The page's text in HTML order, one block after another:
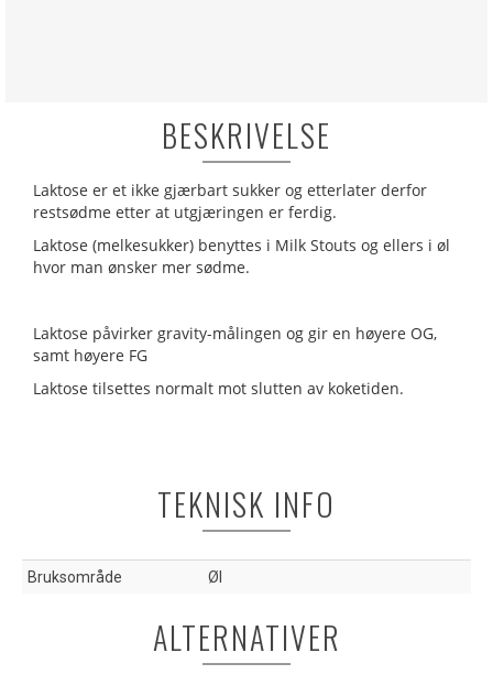
BESKRIVELSE
Laktose er et ikke gjærbart sukker og etterlater derfor
restsødme etter at utgjæringen er ferdig.
Laktose (melkesukker) benyttes i Milk Stouts og ellers i øl
hvor man ønsker mer sødme.
Laktose påvirker gravity-målingen og gir en høyere OG,
samt høyere FG
Laktose tilsettes normalt mot slutten av koketiden.
TEKNISK INFO
Bruksområde Øl
ALTERNATIVER